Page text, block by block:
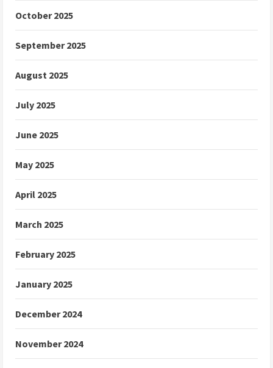
October 2025
September 2025
August 2025
July 2025
June 2025
May 2025
April 2025
March 2025
February 2025
January 2025
December 2024
November 2024